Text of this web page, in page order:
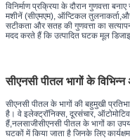
विनिर्माण प्रक्रिया के दौरान गुणवत्ता
मशीनें (सीएमएम), ऑप्टिकल
सटीकता और सतह की गुणवत्ता का
मदद करते हैं कि उत्पादित घटक मूल
सीएनसी पीतल भागों के
सीएनसी पीतल के भागों की बहुमुखी
है। वे इलेक्ट्रॉनिक्स, दूरसंचार,
हैं,नलसाजीसीएनसी पीतल के भागों का
घटकों में किया जाता है जिनके लिए